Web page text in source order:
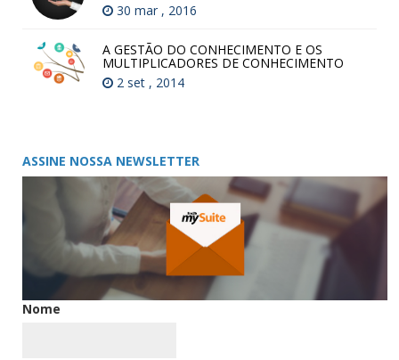
30 mar , 2016
A GESTÃO DO CONHECIMENTO E OS
MULTIPLICADORES DE CONHECIMENTO
2 set , 2014
ASSINE NOSSA NEWSLETTER
Nome